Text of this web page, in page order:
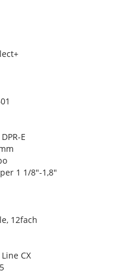
E
1 1/8"-1,8"
12fach
CX